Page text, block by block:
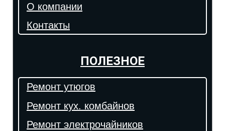
О компании
Контакты
ПОЛЕЗНОЕ
Ремонт утюгов
Ремонт кух. комбайнов
Ремонт электрочайников